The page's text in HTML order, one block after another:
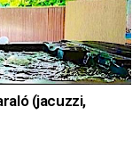
(jacuzzi,